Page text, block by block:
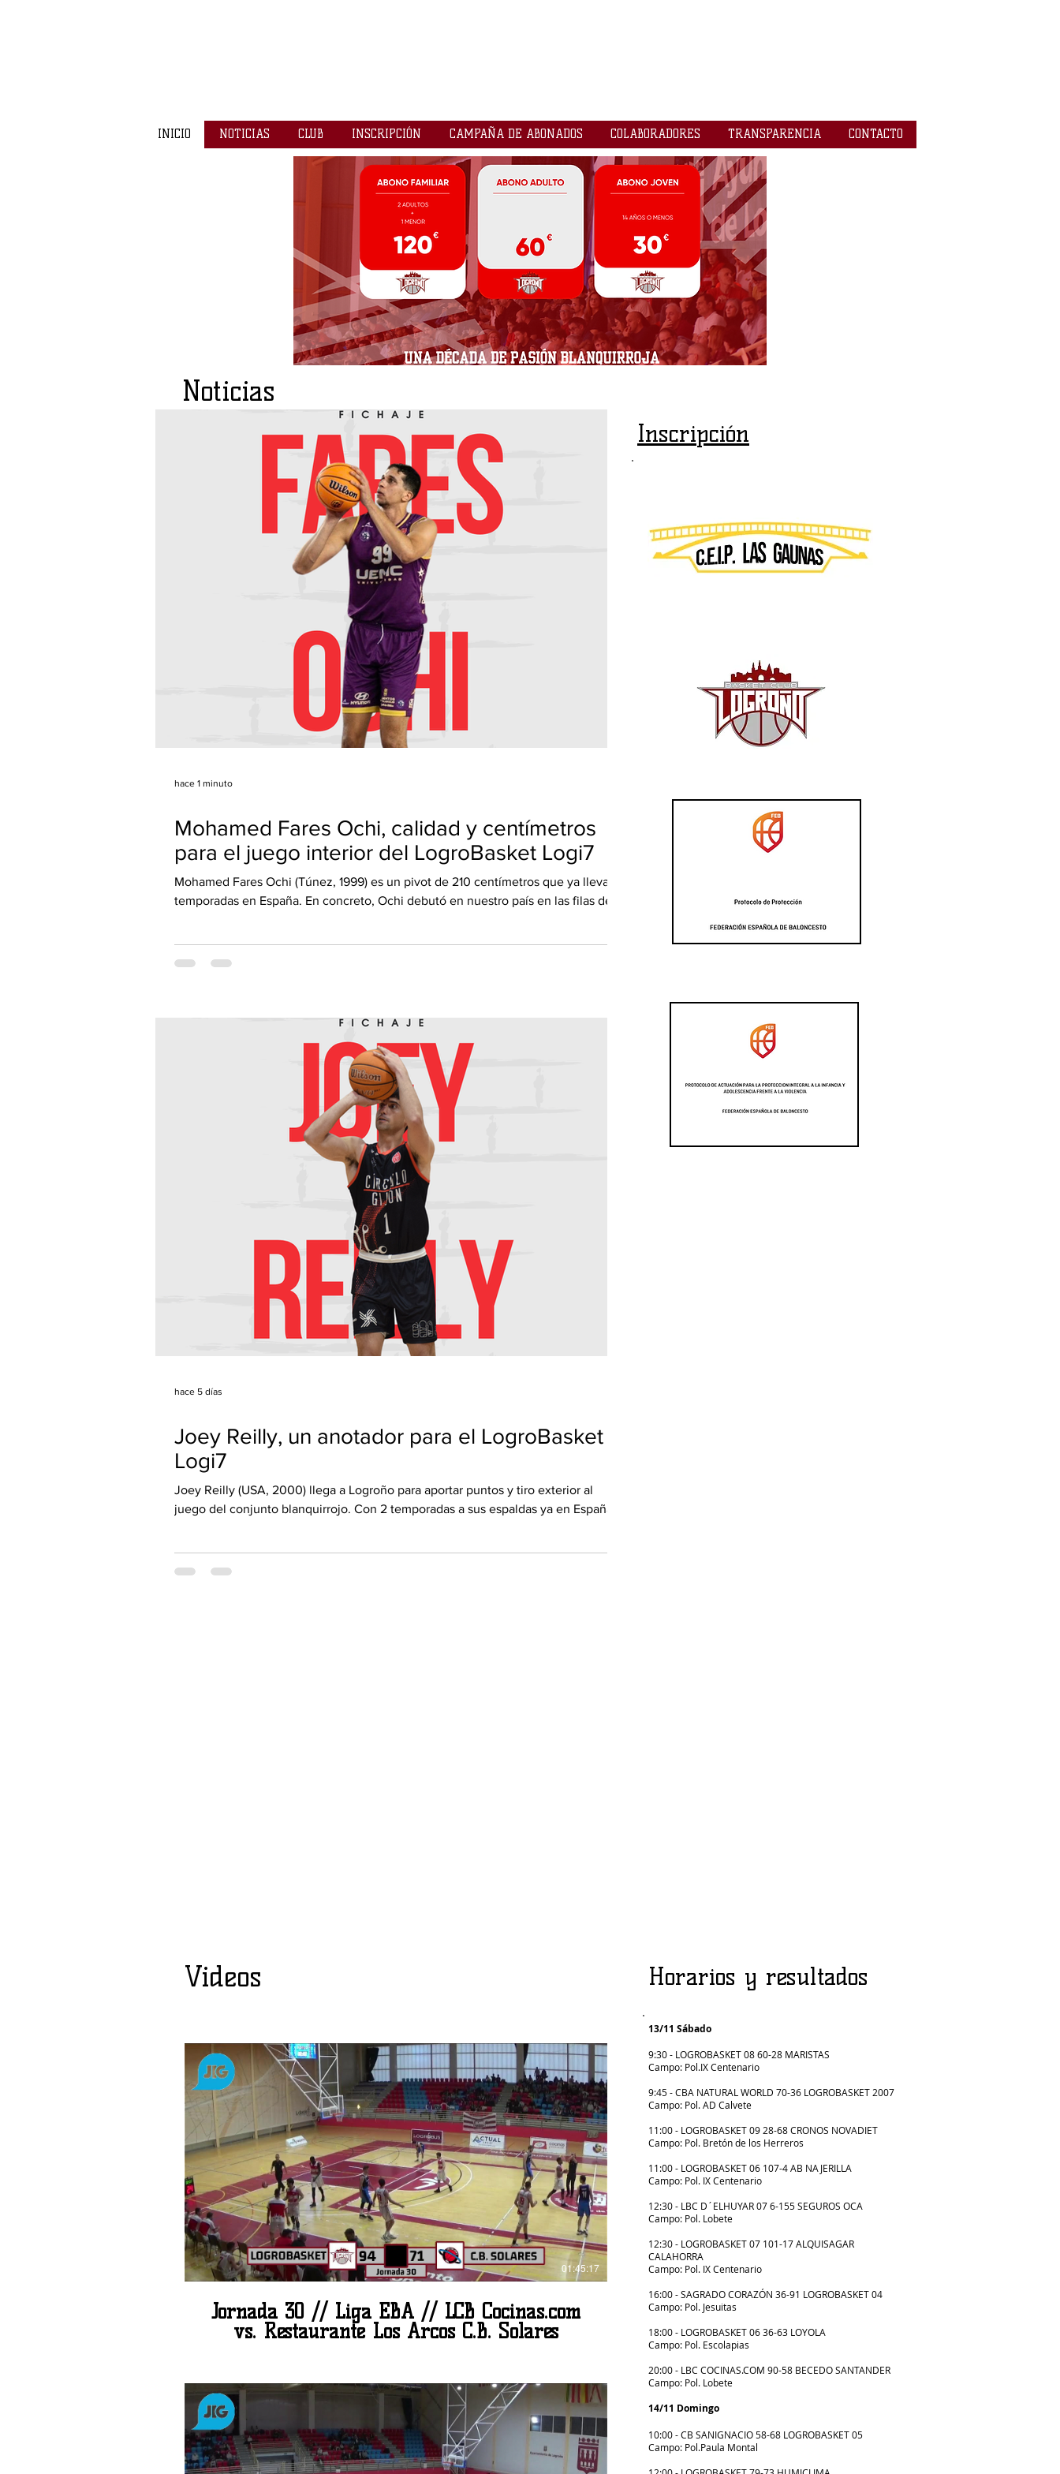
INICIO NOTICIAS CLUB INSCRIPCIÓN CAMPAÑA DE ABONADOS COLABORADORES TRANSPARENCIA CONTACTO
Noticias
Mohamed Fares Ochi, calidad y centímetros
para el juego interior del LogroBasket Logi7
Mohamed Fares Ochi (Túnez, 1999) es un pivot de 210 centímetros que ya lleva 2
temporadas en España. En concreto, Ochi debutó en nuestro país en las filas de la
valiéndole para fichar al año siguiente por uno de los equipos importantes de la
hace 1 minuto
Joey Reilly, un anotador para el LogroBasket
Logi7
Joey Reilly (USA, 2000) llega a Logroño para aportar puntos y tiro exterior al
juego del conjunto blanquirrojo. Con 2 temporadas a sus espaldas ya en España,
triples anotando 100 de 241 intentos a canasta. Esos números le valieron para
hace 5 días
Inscripción
Videos Horarios y resultados
Reproducir video
01:45:17
Jornada 30 // Liga EBA // LCB Cocinas.com
vs. Restaurante Los Arcos C.B. Solares
13/11 Sábado
9:30 - LOGROBASKET 08 60-28 MARISTAS
Campo: Pol.IX Centenario
9:45 - CBA NATURAL WORLD 70-36 LOGROBASKET 2007
Campo: Pol. AD Calvete
11:00 - LOGROBASKET 09 28-68 CRONOS NOVADIET
Campo: Pol. Bretón de los Herreros
11:00 - LOGROBASKET 06 107-4 AB NAJERILLA
Campo: Pol. IX Centenario
12:30 - LBC D´ELHUYAR 07 6-155 SEGUROS OCA
Campo: Pol. Lobete
12:30 - LOGROBASKET 07 101-17 ALQUISAGAR
CALAHORRA
Campo: Pol. IX Centenario
16:00 - SAGRADO CORAZÓN 36-91 LOGROBASKET 04
Campo: Pol. Jesuitas
18:00 - LOGROBASKET 06 36-63 LOYOLA
Campo: Pol. Escolapias
20:00 - LBC COCINAS.COM 90-58 BECEDO SANTANDER
Campo: Pol. Lobete
14/11 Domingo
10:00 - CB SANIGNACIO 58-68 LOGROBASKET 05
Campo: Pol.Paula Montal